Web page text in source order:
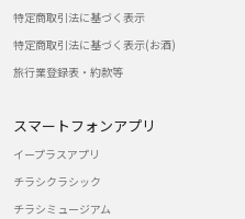
特定商取引法に基づく表示
特定商取引法に基づく表示(お酒)
旅行業登録表・約款等
スマートフォンアプリ
イープラスアプリ
チラシクラシック
チラシミュージアム